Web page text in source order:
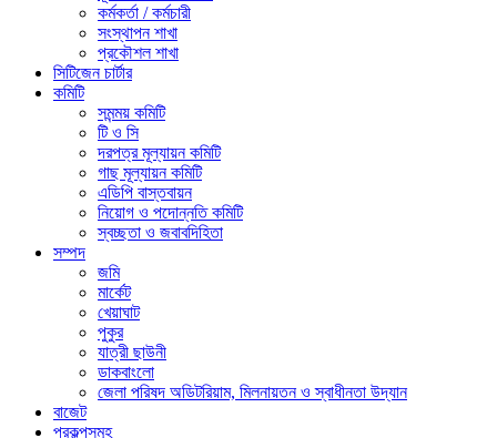
কর্মকর্তা / কর্মচারী
সংস্থাপন শাখা
প্রকৌশল শাখা
সিটিজেন চার্টার
কমিটি
সমন্ময় কমিটি
টি ও সি
দরপত্র মূল্যায়ন কমিটি
গাছ মূল্যায়ন কমিটি
এডিপি বাস্তবায়ন
নিয়োগ ও পদোন্নতি কমিটি
স্বচ্ছতা ও জবাবদিহিতা
সম্পদ
জমি
মার্কেট
খেয়াঘাট
পুকুর
যাত্রী ছাউনী
ডাকবাংলো
জেলা পরিষদ অডিটরিয়াম, মিলনায়তন ও স্বাধীনতা উদ্যান
বাজেট
প্রকল্পসমূহ